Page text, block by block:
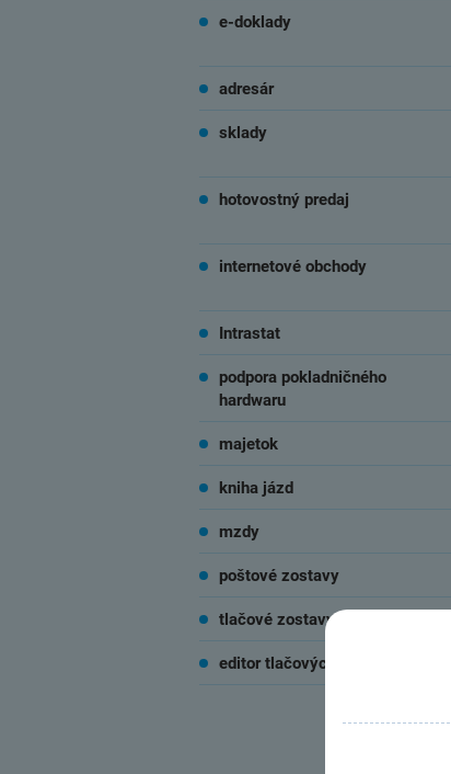
e-doklady
adresár
sklady
hotovostný predaj
internetové obchody
Intrastat
podpora pokladničného
hardwaru
majetok
kniha jázd
mzdy
poštové zostavy
tlačové zostavy
editor tlačových zostáv